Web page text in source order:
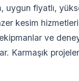
uygun fiyatlı,
kesim
ve
Karmaşık